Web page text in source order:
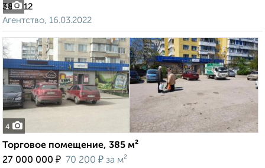
1
38-я 12
Агентство, 16.03.2022
4
Торговое помещение, 385 м²
27 000 000 ₽ 70 200 ₽ за м²